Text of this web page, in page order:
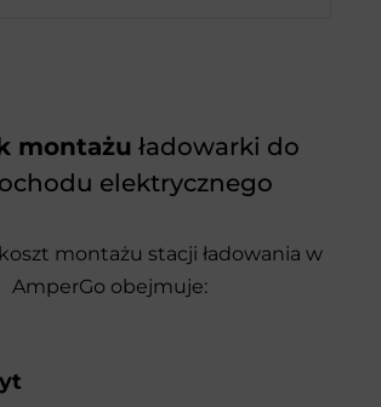
montażu ładowarki do
elektrycznego
montażu stacji ładowania w
AmperGo obejmuje: